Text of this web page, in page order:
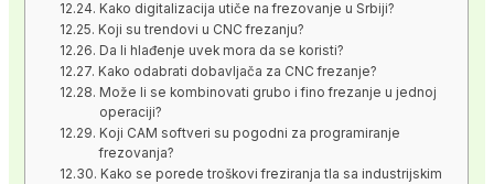
Kako digitalizacija utiče na frezovanje u Srbiji?
Koji su trendovi u CNC frezanju?
Da li hlađenje uvek mora da se koristi?
Kako odabrati dobavljača za CNC frezanje?
Može li se kombinovati grubo i fino frezanje u jednoj
operaciji?
Koji CAM softveri su pogodni za programiranje
frezovanja?
Kako se porede troškovi freziranja tla sa industrijskim